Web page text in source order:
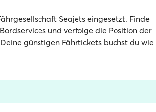
Seajets eingesetzt. Finde
und verfolge die Position der
günstigen Fährtickets buchst du wie